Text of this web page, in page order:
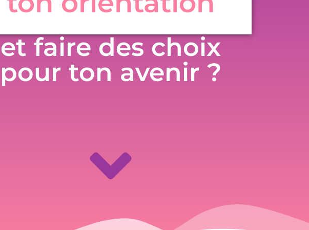
et faire des choix
pour ton avenir ?